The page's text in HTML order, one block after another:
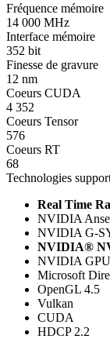
Fréquence mémoire
14 000 MHz
Interface mémoire
352 bit
Finesse de gravure
12 nm
Coeurs CUDA
4 352
Coeurs Tensor
576
Coeurs RT
68
Technologies
Real Time
NVIDIA
NVIDIA G-
NVIDIA®
NVIDIA
Microsoft
OpenGL 4.5
Vulkan
CUDA
HDCP 2.2